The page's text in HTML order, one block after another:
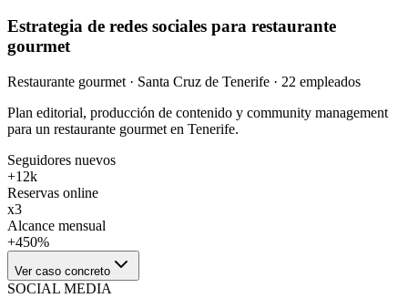
Estrategia de redes sociales para restaurante
gourmet
Restaurante gourmet · Santa Cruz de Tenerife · 22 empleados
Plan editorial, producción de contenido y community management
para un restaurante gourmet en Tenerife.
Seguidores nuevos
+12k
Reservas online
x3
Alcance mensual
+450%
Ver caso concreto
SOCIAL MEDIA